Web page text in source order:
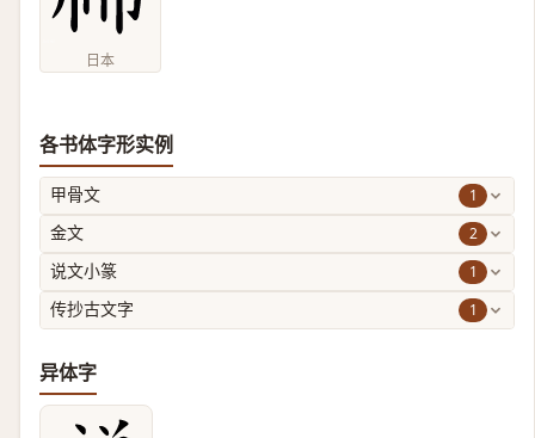
日本
各书体字形实例
甲骨文 1
金文 2
说文小篆 1
传抄古文字 1
异体字